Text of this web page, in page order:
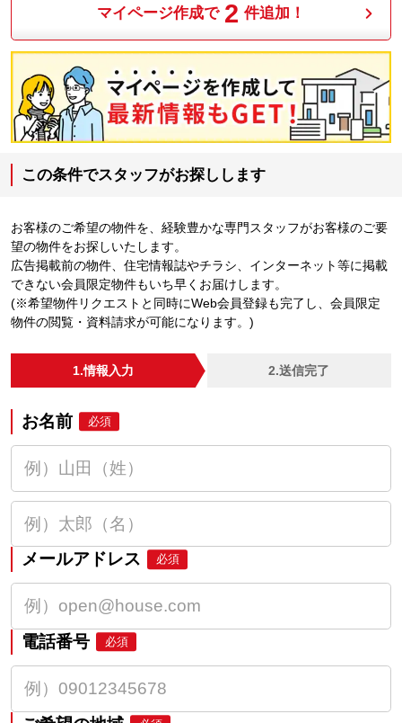
マイページ作成で 2 件追加！
この条件でスタッフがお探しします
お客様のご希望の物件を、経験豊かな専門スタッフがお客様のご要
望の物件をお探しいたします。
広告掲載前の物件、住宅情報誌やチラシ、インターネット等に掲載
できない会員限定物件もいち早くお届けします。
(※希望物件リクエストと同時にWeb会員登録も完了し、会員限定
物件の閲覧・資料請求が可能になります。)
1.情報入力 2.送信完了
お名前 必須
メールアドレス 必須
電話番号 必須